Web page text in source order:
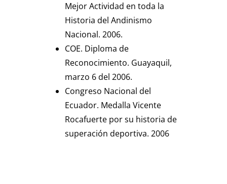
Mejor Actividad en toda la
Historia del Andinismo
Nacional. 2006.
COE. Diploma de
Reconocimiento. Guayaquil,
marzo 6 del 2006.
Congreso Nacional del
Ecuador. Medalla Vicente
Rocafuerte por su historia de
superación deportiva. 2006